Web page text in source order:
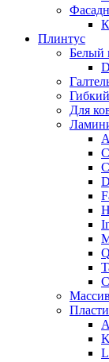
Плинтус
Белый
Гибкий
Для